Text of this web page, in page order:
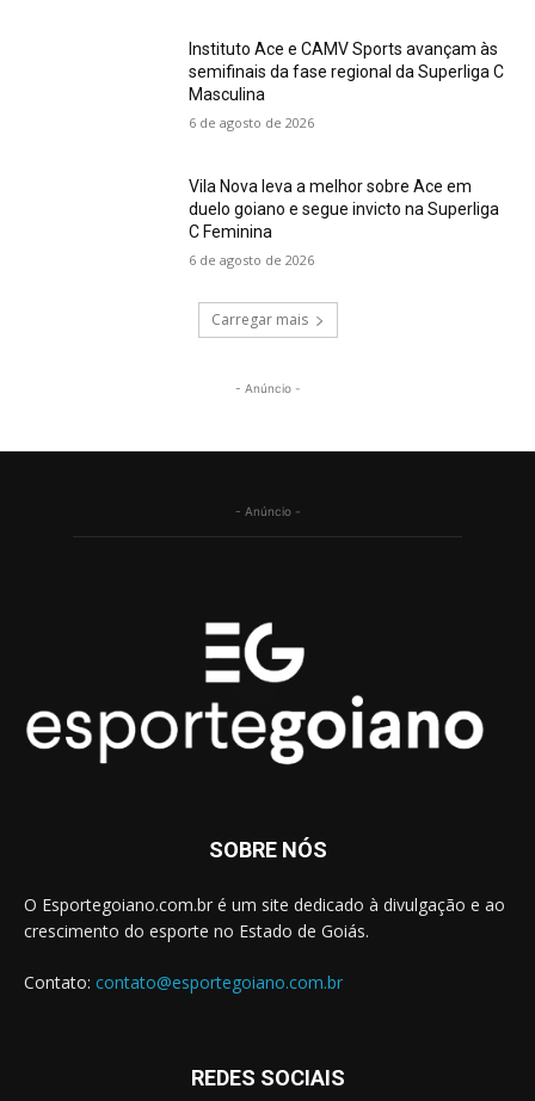
Instituto Ace e CAMV Sports avançam às
semifinais da fase regional da Superliga C
Masculina
6 de agosto de 2026
Vila Nova leva a melhor sobre Ace em
duelo goiano e segue invicto na Superliga
C Feminina
6 de agosto de 2026
Carregar mais
- Anúncio -
- Anúncio -
SOBRE NÓS
O Esportegoiano.com.br é um site dedicado à divulgação e ao
crescimento do esporte no Estado de Goiás.
Contato: contato@esportegoiano.com.br
REDES SOCIAIS